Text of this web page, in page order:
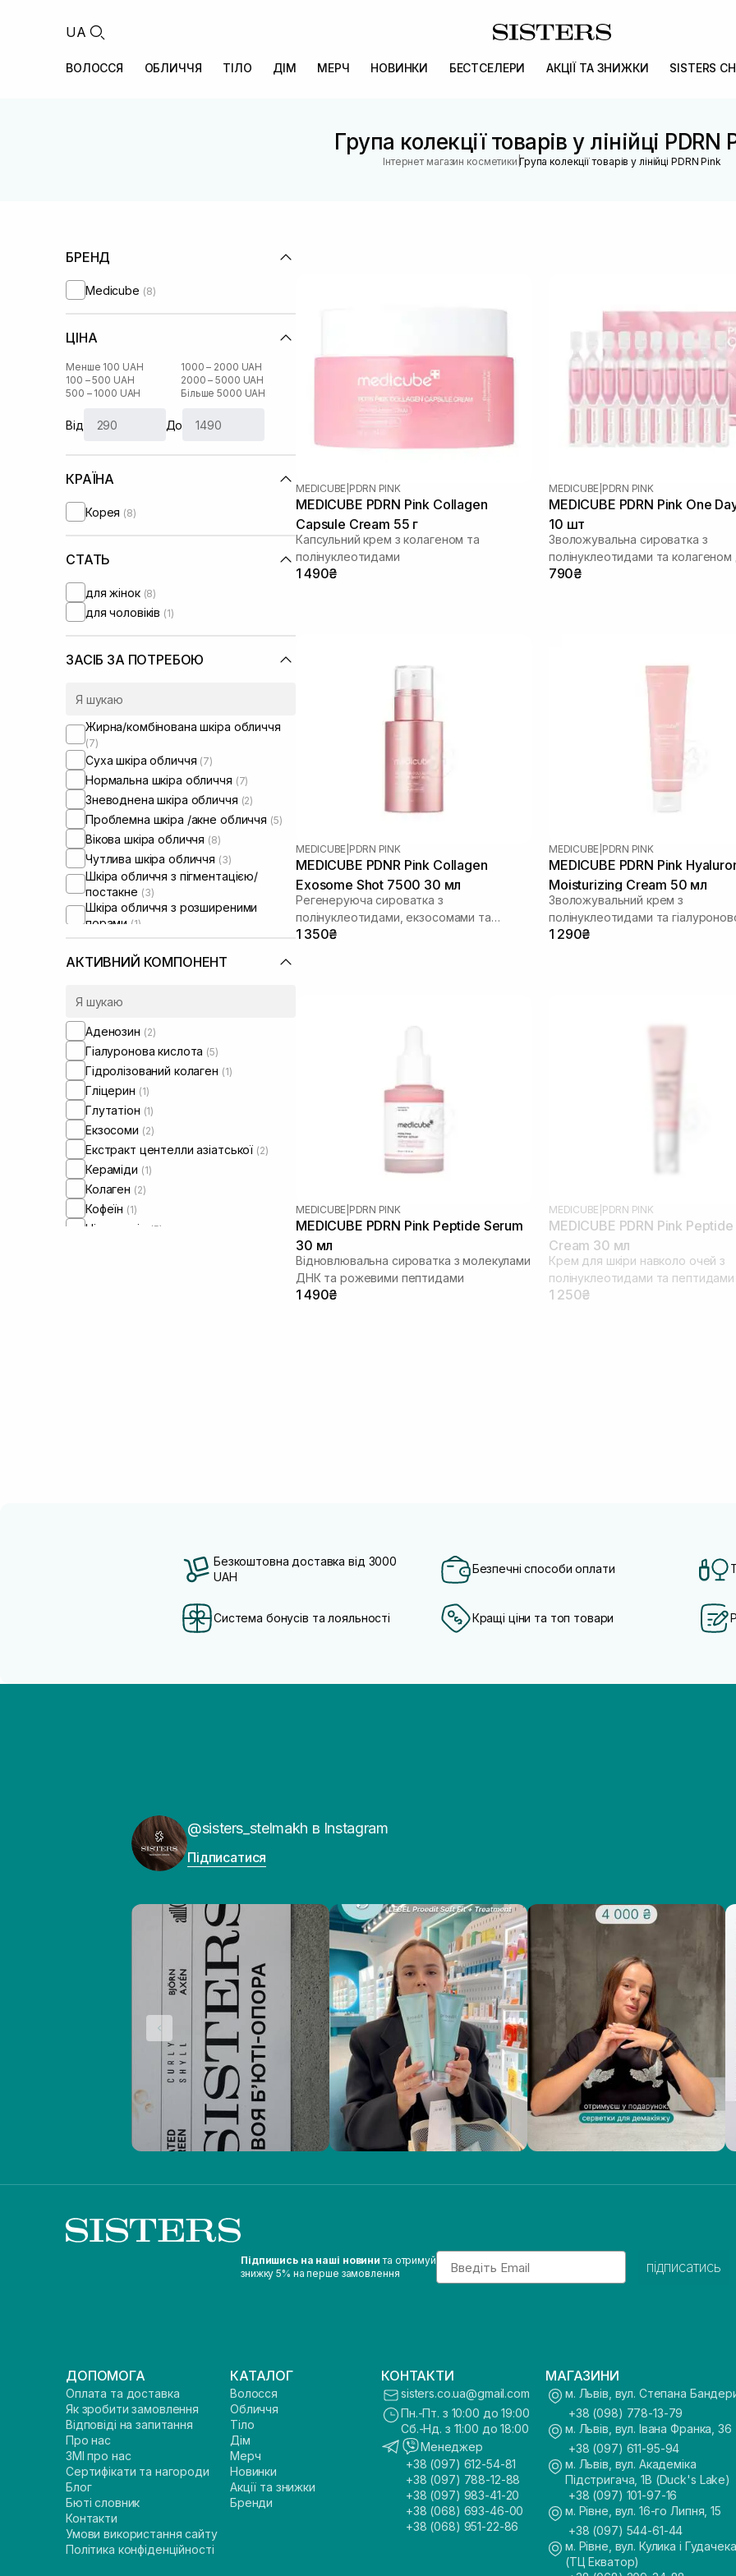
UA
ВОЛОССЯ ОБЛИЧЧЯ ТІЛО ДІМ МЕРЧ НОВИНКИ БЕСТСЕЛЕРИ АКЦІЇ ТА ЗНИЖКИ SISTERS
Група колекції товарів у лінійці PDRN
Інтернет магазин косметики |Група колекції товарів у лінійці PDRN Pink
БРЕНД
Medicube (8)
ЦІНА
Менше 100 UAH
100 – 500 UAH
500 – 1000 UAH
1000 – 2000 UAH
2000 – 5000 UAH
Більше 5000 UAH
Від До
КРАЇНА
Корея (8)
СТАТЬ
для жінок (8)
для чоловіків (1)
ЗАСІБ ЗА ПОТРЕБОЮ
Жирна/комбінована шкіра обличчя
(7)
Суха шкіра обличчя (7)
Нормальна шкіра обличчя (7)
Зневоднена шкіра обличчя (2)
Проблемна шкіра /акне обличчя (5)
Вікова шкіра обличчя (8)
Чутлива шкіра обличчя (3)
Шкіра обличчя з пігментацією/
постакне (3)
Шкіра обличчя з розширеними
порами (1)
Шкіра обличчя з порушеним
барʼєром (2)
Шкіра обличчя з порушеним
Зволожуючі сироватки для
АКТИВНИЙ КОМПОНЕНТ
Аденозин (2)
Гіалуронова кислота (5)
Гідролізований колаген (1)
Гліцерин (1)
Глутатіон (1)
Екзосоми (2)
Екстракт центелли азіатської (2)
Кераміди (1)
Колаген (2)
Кофеїн (1)
Ніацинамід (5)
MEDICUBE PDRN PINK
MEDICUBE PDRN Pink Collagen
Capsule Cream 55 г
Капсульний крем з колагеном та
полінуклеотидами
1 490₴
MEDICUBE PDRN PINK
MEDICUBE PDRN Pink One
10 шт
Зволожувальна сироватка з
полінуклеотидами та колагеном
сяйва шкіри
790₴
MEDICUBE PDRN PINK
MEDICUBE PDNR Pink Collagen
Exosome Shot 7500 30 мл
Регенеруюча сироватка з
полінуклеотидами, екзосомами та
спікулами
1 350₴
MEDICUBE PDRN PINK
MEDICUBE PDRN Pink
Moisturizing Cream 50 мл
Зволожувальний крем з
полінуклеотидами та
кислотою
1 290₴
MEDICUBE PDRN PINK
MEDICUBE PDRN Pink Peptide Serum
30 мл
Відновлювальна сироватка з молекулами
ДНК та рожевими пептидами
1 490₴
MEDICUBE PDRN PINK
MEDICUBE PDRN Pink
Cream 30 мл
Крем для шкіри навколо очей з
полінуклеотидами та пептидами
1 250₴
Безкоштовна доставка від 3000
UAH
Безпечні способи оплати
Система бонусів та лояльності Кращі ціни та топ товари
@sisters_stelmakh в Instagram
Підписатися
Підпишись на наші новини та отримуй
знижку 5% на перше замовлення
Email
підписатись
ДОПОМОГА
Оплата та доставка
Як зробити замовлення
Відповіді на запитання
Про нас
ЗМІ про нас
Сертифікати та нагороди
Блог
Бюті словник
Контакти
Умови використання сайту
Політика конфіденційності
КАТАЛОГ
Волосся
Обличчя
Тіло
Дім
Мерч
Новинки
Акції та знижки
Бренди
КОНТАКТИ
sisters.co.ua@gmail.com
Пн.-Пт. з 10:00 до 19:00
Сб.-Нд. з 11:00 до 18:00
Менеджер
+38 (097) 612-54-81
+38 (097) 788-12-88
+38 (097) 983-41-20
+38 (068) 693-46-00
+38 (068) 951-22-86
МАГАЗИНИ
м. Львів, вул. Степана
+38 (098) 778-13-79
м. Львів, вул. Івана Франка, 36
+38 (097) 611-95-94
м. Львів, вул. Академіка
Підстригача, 1В (Duck's Lake)
+38 (097) 101-97-16
м. Рівне, вул. 16-го Липня, 15
+38 (097) 544-61-44
м. Рівне, вул. Кулика і
(ТЦ Екватор)